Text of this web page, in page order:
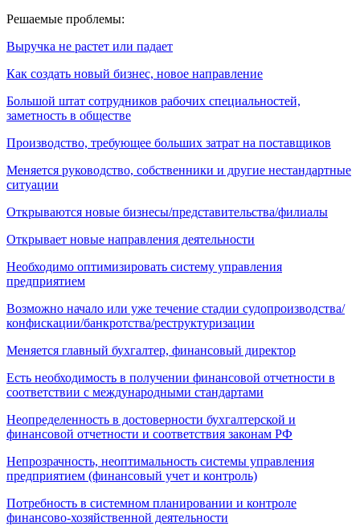
Решаемые проблемы:
Выручка не растет или падает
Как создать новый бизнес, новое направление
Большой штат сотрудников рабочих специальностей,
заметность в обществе
Производство, требующее больших затрат на поставщиков
Меняется руководство, собственники и другие нестандартные
ситуации
Открываются новые бизнесы/представительства/филиалы
Открывает новые направления деятельности
Необходимо оптимизировать систему управления
предприятием
Возможно начало или уже течение стадии судопроизводства/
конфискации/банкротства/реструктуризации
Меняется главный бухгалтер, финансовый директор
Есть необходимость в получении финансовой отчетности в
соответствии с международными стандартами
Неопределенность в достоверности бухгалтерской и
финансовой отчетности и соответствия законам РФ
Непрозрачность, неоптимальность системы управления
предприятием (финансовый учет и контроль)
Потребность в системном планировании и контроле
финансово-хозяйственной деятельности